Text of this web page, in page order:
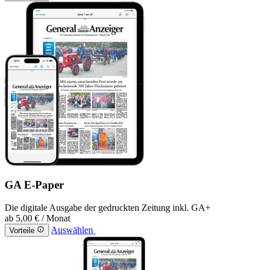
GA E-Paper
Die digitale Ausgabe der gedruckten Zeitung inkl. GA+
ab 5,00 € / Monat
Vorteile Auswählen